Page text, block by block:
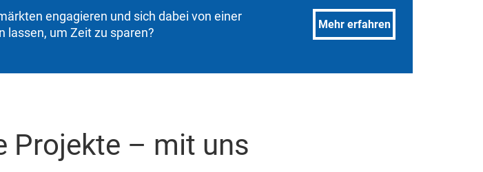
engagieren und sich dabei von einer
lassen, um Zeit zu sparen?
Mehr erfahren
Projekte – mit uns